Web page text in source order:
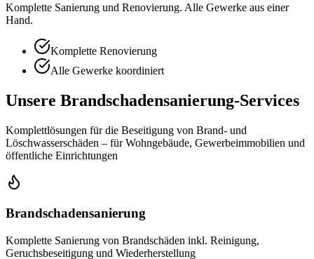
Komplette Sanierung und Renovierung. Alle Gewerke aus einer
Hand.
Komplette Renovierung
Alle Gewerke koordiniert
Unsere Brandschadensanierung-Services
Komplettlösungen für die Beseitigung von Brand- und
Löschwasserschäden – für Wohngebäude, Gewerbeimmobilien und
öffentliche Einrichtungen
Brandschadensanierung
Komplette Sanierung von Brandschäden inkl. Reinigung,
Geruchsbeseitigung und Wiederherstellung